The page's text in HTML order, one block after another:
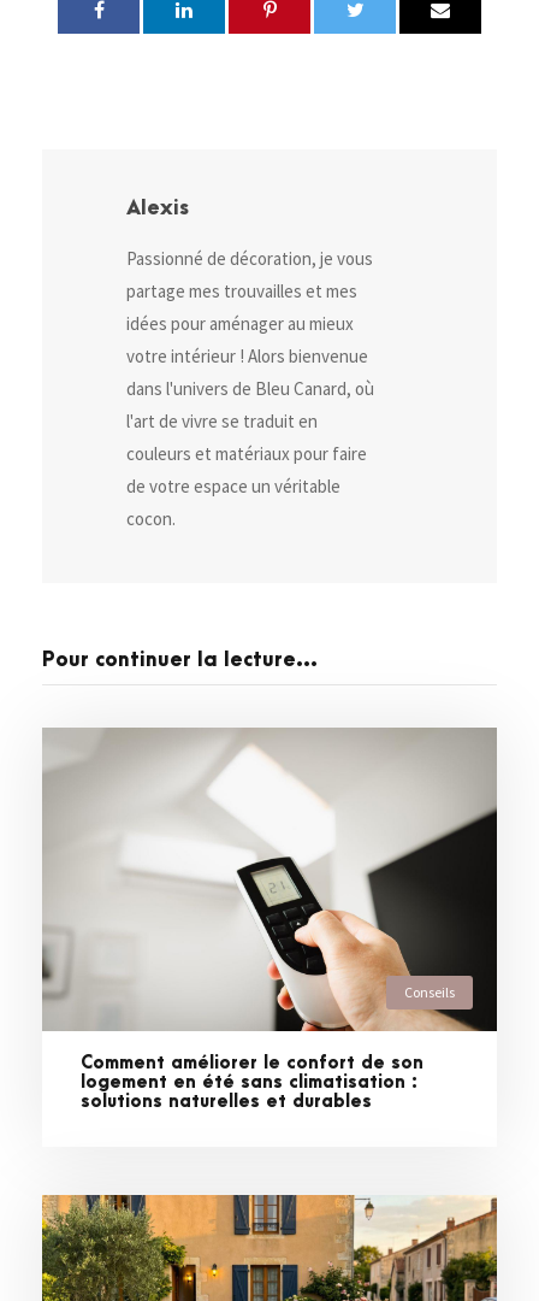
Alexis
Passionné de décoration, je vous
partage mes trouvailles et mes
idées pour aménager au mieux
votre intérieur ! Alors bienvenue
dans l'univers de Bleu Canard, où
l'art de vivre se traduit en
couleurs et matériaux pour faire
de votre espace un véritable
cocon.
Pour continuer la lecture...
Conseils
Comment améliorer le confort de son
logement en été sans climatisation :
solutions naturelles et durables